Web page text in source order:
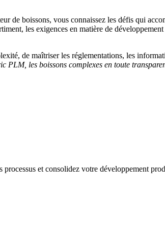
de boissons, vous connaissez les défis qui
les exigences en matière de
de maîtriser les réglementations, les
PLM, les boissons complexes en toute
et consolidez votre développement